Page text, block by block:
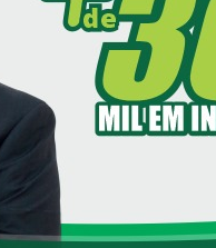
11/05/2026 08:00
Secretaria de
Distrito
05/05/2026 08:00